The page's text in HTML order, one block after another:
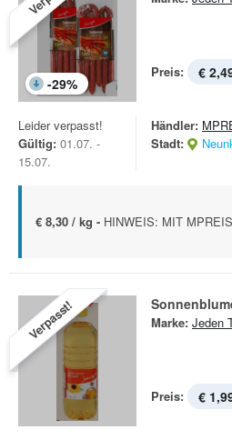
-29%
Preis: €
Leider verpasst!
Gültig: 01.07. -
15.07.
Händler:
Stadt:
€ 8,30 / kg - HINWEIS: MIT
Verpasst! Marke: Jeden
Preis: €